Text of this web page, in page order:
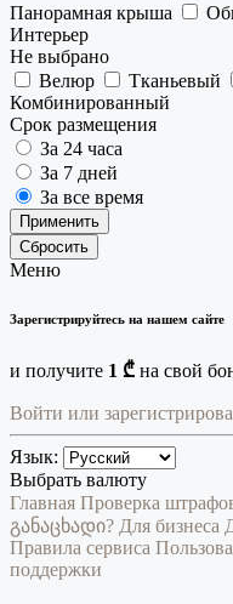
Панорамная крыша
Интерьер
Не выбрано
Велюр
Тканьевый
Комбинированный
Срок размещения
За 24 часа
За 7 дней
За все время
Применить
Сбросить
Меню
Зарегистрируйтесь на нашем сайте
и получите 1 ₾ на свой
Войти или
Язык:
Выбрать валюту
Главная Проверка
განაცხადი? Для бизнеса
Правила сервиса
поддержки